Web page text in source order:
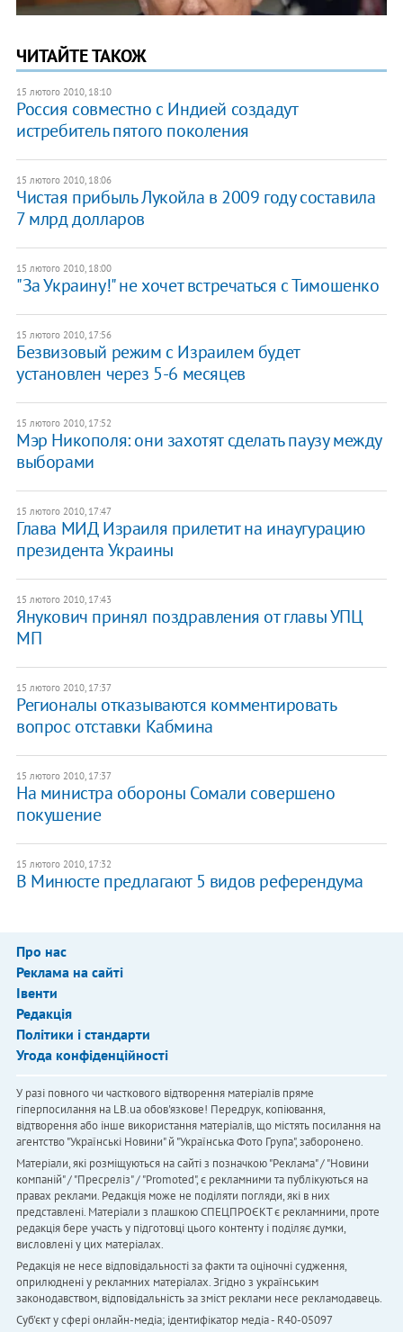
ЧИТАЙТЕ ТАКОЖ
15 лютого 2010, 18:10
Россия совместно с Индией создадут
истребитель пятого поколения
15 лютого 2010, 18:06
Чистая прибыль Лукойла в 2009 году составила
7 млрд долларов
15 лютого 2010, 18:00
"За Украину!" не хочет встречаться с Тимошенко
15 лютого 2010, 17:56
Безвизовый режим с Израилем будет
установлен через 5-6 месяцев
15 лютого 2010, 17:52
Мэр Никополя: они захотят сделать паузу между
выборами
15 лютого 2010, 17:47
Глава МИД Израиля прилетит на инаугурацию
президента Украины
15 лютого 2010, 17:43
Янукович принял поздравления от главы УПЦ
МП
15 лютого 2010, 17:37
Регионалы отказываются комментировать
вопрос отставки Кабмина
15 лютого 2010, 17:37
На министра обороны Сомали совершено
покушение
15 лютого 2010, 17:32
В Минюсте предлагают 5 видов референдума
Про нас
Реклама на сайті
Івенти
Редакція
Політики і стандарти
Угода конфіденційності
У разі повного чи часткового відтворення матеріалів пряме
гіперпосилання на LB.ua обов'язкове! Передрук, копіювання,
відтворення або інше використання матеріалів, що містять посилання на
агентство "Українськi Новини" й "Українська Фото Група", заборонено.
Матеріали, які розміщуються на сайті з позначкою "Реклама" / "Новини
компаній" / "Пресреліз" / "Promoted", є рекламними та публікуються на
правах реклами. Редакція може не поділяти погляди, які в них
представлені. Матеріали з плашкою СПЕЦПРОЄКТ є рекламними, проте
редакція бере участь у підготовці цього контенту і поділяє думки,
висловлені у цих матеріалах.
Редакція не несе відповідальності за факти та оціночні судження,
оприлюднені у рекламних матеріалах. Згідно з українським
законодавством, відповідальність за зміст реклами несе рекламодавець.
Cуб'єкт у сфері онлайн-медіа; ідентифікатор медіа - R40-05097